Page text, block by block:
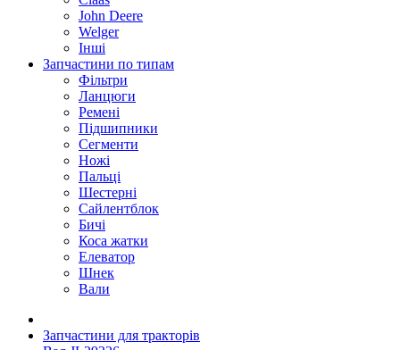
John Deere
Welger
Інші
Запчастини по типам
Фільтри
Ланцюги
Ремені
Підшипники
Сегменти
Ножі
Пальці
Шестерні
Сайлентблок
Бичі
Коса жатки
Елеватор
Шнек
Вали
Запчастини для тракторів